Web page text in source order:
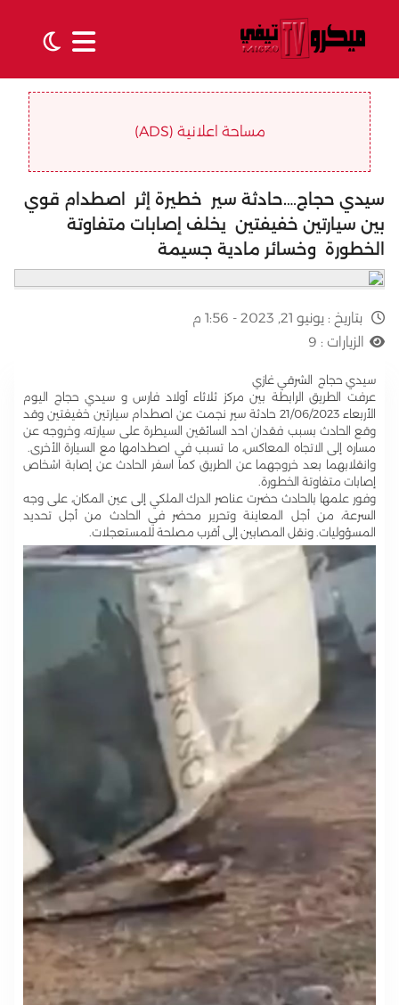
مساحة اعلانية (ADS)
سيدي حجاج….حادثة سير خطيرة إثر اصطدام قوي
بين سيارتين خفيفتين يخلف إصابات متفاوتة
الخطورة وخسائر مادية جسيمة
بتاريخ : يونيو 21, 2023 - 1:56 م
الزيارات : 9
سيدي حجاج الشرقي غازي
عرفت الطريق الرابطة بين مركز ثلاثاء أولاد فارس و سيدي حجاج اليوم
الأربعاء 21/06/2023 حادثة سير نجمت عن اصطدام سيارتين خفيفتين وقد
وقع الحادث بسبب فقدان احد السائقين السيطرة على سيارته، وخروجه عن
مساره إلى الاتجاه المعاكس، ما تسبب في اصطدامها مع السيارة الأخرى.
وانقلابهما بعد خروجهما عن الطريق كما اسفر الحادث عن إصابة اشخاص
إصابات متفاوتة الخطورة.
وفور علمها بالحادث حضرت عناصر الدرك الملكي إلى عين المكان، على وجه
السرعة، من أجل المعاينة وتحرير محضر في الحادث من أجل تحديد
المسؤوليات. ونقل المصابين إلى أقرب مصلحة للمستعجلات.